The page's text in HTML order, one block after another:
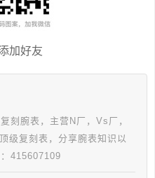
加好友
刻腕表，主营N厂，Vs厂，
级复刻表，分享腕表知识以
415607109